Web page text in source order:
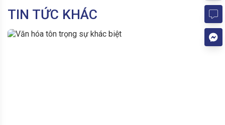
TIN TỨC KHÁC